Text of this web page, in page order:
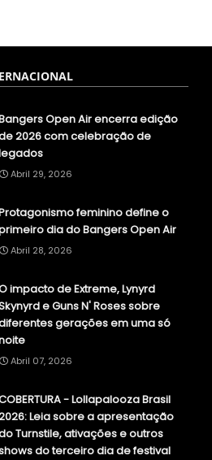
Open Air encerra edição
2026 com celebração de
Abril 29, 2026
feminino define o
dia do Bangers Open Air
Abril 28, 2026
impacto de Extreme, Lynyrd
e Guns N' Roses sobre
gerações em uma só
Abril 07, 2026
- Lollapalooza Brasil
Leia sobre a apresentação
Turnstile, ativações e outros
do terceiro dia de festival